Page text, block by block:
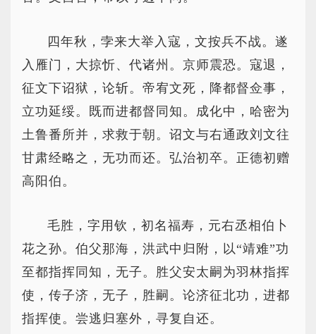
四年秋，孛来大举入寇，文按兵不战。遂
入雁门，大掠忻、代诸州。京师震恐。寇退，
征文下诏狱，论斩。帝宥文死，降都督佥事，
立功延绥。既而进都督同知。成化中，哈密为
土鲁番所并，求救于朝。诏文与右通政刘文往
甘肃经略之，无功而还。弘治初卒。正德初赠
高阳伯。
毛胜，字用钦，初名福寿，元右丞相伯卜
花之孙。伯父那海，洪武中归附，以“靖难”功
至都指挥同知，无子。胜父安太嗣为羽林指挥
使，传子济，无子，胜嗣。论济征北功，进都
指挥使。尝逃归塞外，寻复自还。